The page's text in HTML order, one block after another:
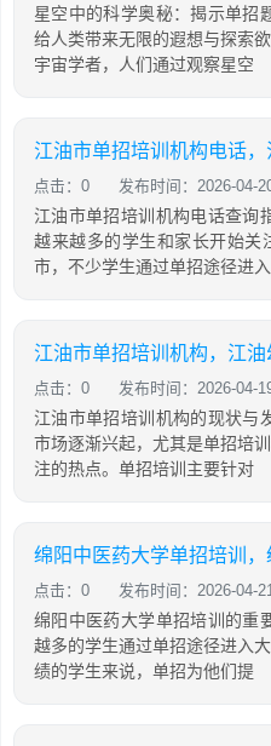
星空中的科学奥秘：揭示单招
给人类带来无限的遐想与探索
宇宙学者，人们通过观察星空
江油市单招培训机构电话
点击：0 发布时间：2026-04-
江油市单招培训机构电话查询
越来越多的学生和家长开始关
市，不少学生通过单招途径进入
江油市单招培训机构，江
点击：0 发布时间：2026-04-
江油市单招培训机构的现状与
市场逐渐兴起，尤其是单招培
注的热点。单招培训主要针对
点击：0 发布时间：2026-04-
绵阳中医药大学单招培训的重
越多的学生通过单招途径进入
绩的学生来说，单招为他们提